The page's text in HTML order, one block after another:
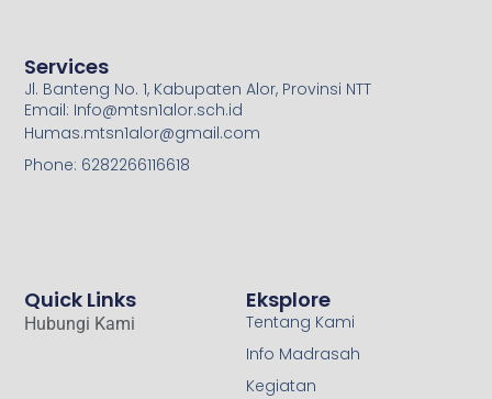
Eksplore
Tentang Kami
Info Madrasah
Kegiatan
Quick Links
Hubungi Kami
Services
Jl. Banteng No. 1, Kabupaten Alor, Provinsi NTT
Email: Info@mtsn1alor.sch.id
Humas.mtsn1alor@gmail.com
Phone: 6282266116618